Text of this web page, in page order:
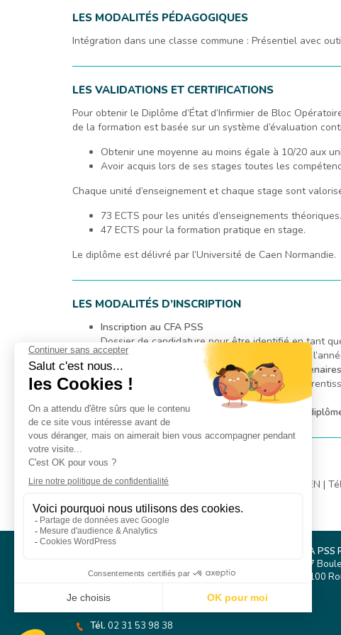
LES MODALITÉS PÉDAGOGIQUES
Intégration dans une classe commune : Présentiel avec
LES VALIDATIONS ET CERTIFICATIONS
Pour obtenir le Diplôme d’État d’Infirmier de Bloc
de la formation est basée sur un système d’évaluation
Obtenir une moyenne au moins égale à 10/20 aux
Avoir acquis lors de ses stages toutes les
Chaque unité d’enseignement et chaque stage sont
73 ECTS pour les unités d’enseignements théoriques.
47 ECTS pour la formation pratique en stage.
Le diplôme est délivré par l’Université de Caen Normandie.
LES MODALITÉS D’INSCRIPTION
Inscription au CFA PSS
Dossier de candidature pour être identifié en tant
:www.cfapss-normandie.com
(tout au long de
Inscription dans les instituts de formation partenaires
Pour être identifié en tant que candidat à
Selon la formation, nous contacter.
Avoir satisfait aux sélections d’admissions du
LE LIEU DE FORMATION
Campus Paramédical | 14032 CAEN |
Immeuble PASEO
14280 Saint-Contest
Tél. 02 31 53 98 38
CFA PSS
127
76100